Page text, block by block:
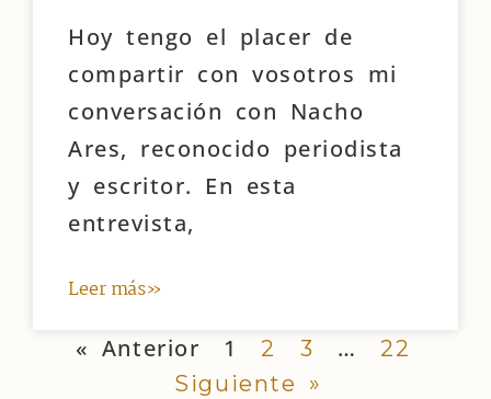
Hoy tengo el placer de
compartir con vosotros mi
conversación con Nacho
Ares, reconocido periodista
y escritor. En esta
entrevista,
Leer más»
« Anterior
1 2 3 …
22
Siguiente »